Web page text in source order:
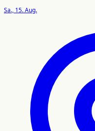
Sa., 15. Aug.